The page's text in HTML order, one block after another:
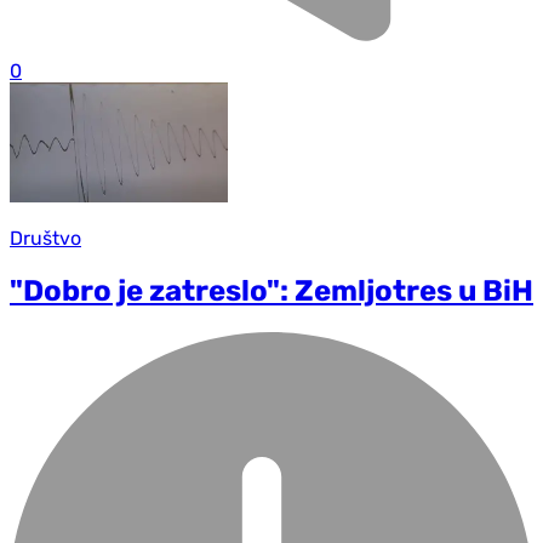
0
Društvo
"Dobro je zatreslo": Zemljotres u BiH